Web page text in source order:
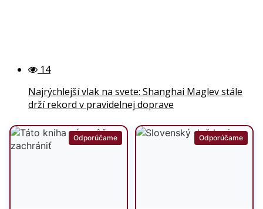
14
Najrýchlejší vlak na svete: Shanghai Maglev stále
drží rekord v pravidelnej doprave